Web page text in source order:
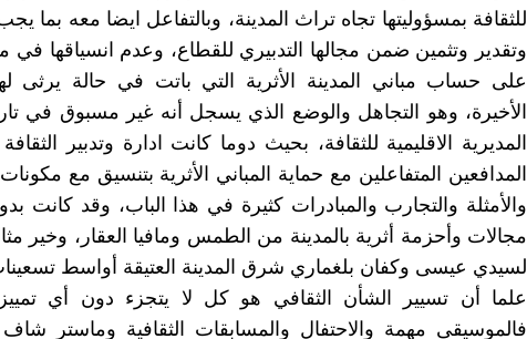
للثقافة بمسؤوليتها تجاه تراث المدينة، وبالتفاعل ايضا معه بما
وتقدير وتثمين ضمن مجالها التدبيري للقطاع، وعدم انسياقها في
على حساب مباني المدينة الأثرية التي باتت في حالة يرثى
الأخيرة، وهو التجاهل والوضع الذي يسجل أنه غير مسبوق في
المديرية الاقليمية للثقافة، بحيث دوما كانت ادارة وتدبير
المدافعين المتفاعلين مع حماية المباني الأثرية بتنسيق مع
والأمثلة والتجارب والمبادرات كثيرة في هذا الباب، وقد كانت
مجالات وأحزمة أثرية بالمدينة من الطمس ومافيا العقار، وخير
لسيدي عيسى وكفان بلغماري شرق المدينة العتيقة أواسط
علما أن تسيير الشأن الثقافي هو كل لا يتجزء دون أي
فالموسيقى مهمة والاحتفال والمسابقات الثقافية وماستر شاف